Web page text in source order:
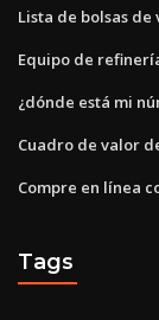
Lista de bolsas de
Equipo de
¿dónde está mi
Cuadro de valor
Compre en línea
Tags